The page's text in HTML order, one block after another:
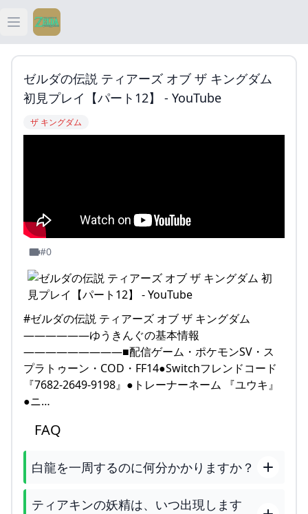
Open main menu
ティアキン
ティアキン 祠
ゼルダの伝説 ティアーズ オブ ザ キングダム
初見プレイ【パート12】 - YouTube
ザ キングダム
#0
#ゼルダの伝説 ティアーズ オブ ザ キングダム
——————ゆうきんぐの基本情報
—————————■配信ゲーム・ポケモンSV・ス
プラトゥーン・COD・FF14●Switchフレンドコード
『7682-2649-9198』●トレーナーネーム 『ユウキ』
●ニ…
FAQ
白龍を一周するのに何分かかりますか？
ティアキンの妖精は、いつ出現します